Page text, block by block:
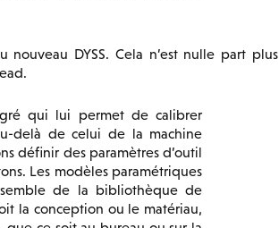
DYSS. Cela n’est nulle part plus
qui lui permet de calibrer
delà de celui de la machine
définir des paramètres d’outil
Les modèles paramétriques
de la bibliothèque de
la conception ou le matériau,